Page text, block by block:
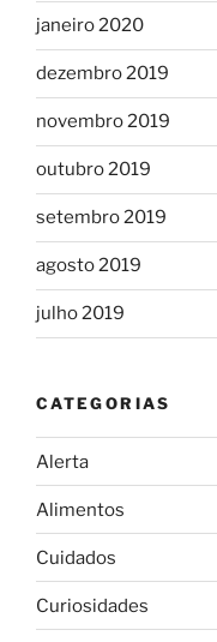
janeiro 2020
dezembro 2019
novembro 2019
outubro 2019
setembro 2019
agosto 2019
julho 2019
CATEGORIAS
Alerta
Alimentos
Cuidados
Curiosidades